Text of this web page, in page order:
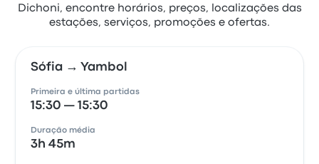
Dichoni, encontre horários, preços, localizações das
estações, serviços, promoções e ofertas.
Sófia → Yambol
Primeira e última partidas
15:30 — 15:30
Duração média
3h 45m